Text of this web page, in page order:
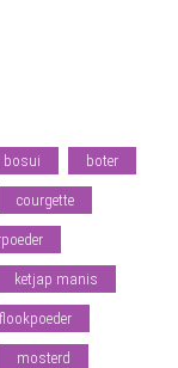
bosui boter
courgette
ketjap manis
mosterd